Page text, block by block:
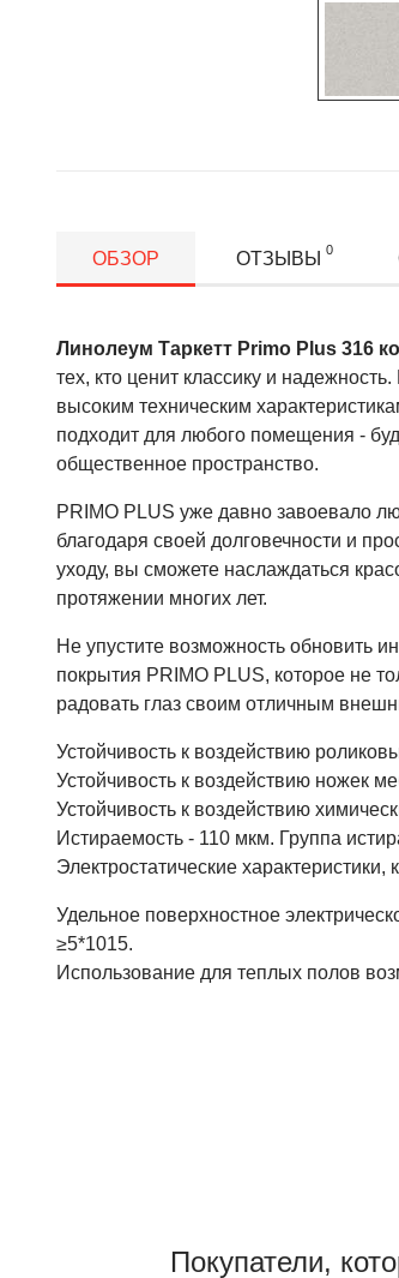
ОБЗОР ОТЗЫВЫ 0
Линолеум Таркетт Primo Plus 316
тех, кто ценит классику и
высоким техническим
подходит для любого помещения -
общественное пространство.
PRIMO PLUS уже давно завоевало
благодаря своей долговечности и
уходу, вы сможете наслаждаться
протяжении многих лет.
Не упустите возможность обновить
покрытия PRIMO PLUS, которое не
радовать глаз своим отличным
Устойчивость к воздействию
Устойчивость к воздействию ножек
Устойчивость к воздействию
Истираемость - 110 мкм. Группа
Электростатические характеристики,
Удельное поверхностное
≥5*1015.
Использование для теплых полов
Покупатели,